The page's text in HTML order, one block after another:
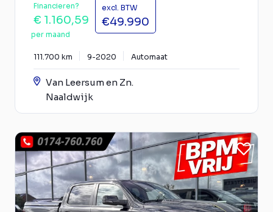
Financieren?
€ 1.160,59
per maand
excl. BTW
€49.990
111.700 km 9-2020 Automaat
Van Leersum en Zn.
Naaldwijk